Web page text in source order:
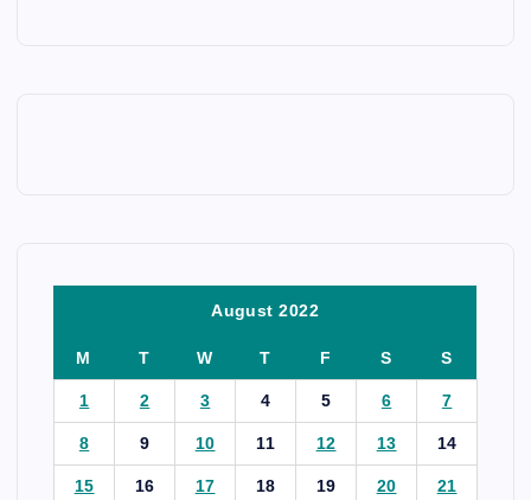
August 2022
M T W T F S S
1 2 3 4 5 6 7
8 9 10 11 12 13 14
15 16 17 18 19 20 21